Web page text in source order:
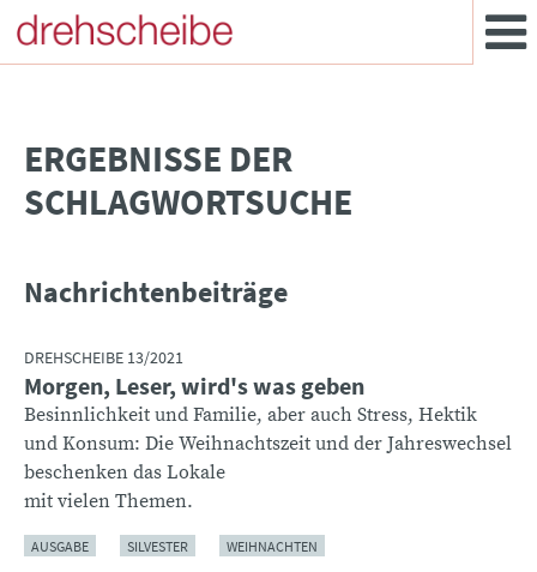
­ERGEBNISSE DER
SCHLAGWORTSUCHE
Nachrichtenbeiträge
DREHSCHEIBE 13/2021
Morgen, Leser, wird's was geben
Besinnlichkeit und Familie, aber auch Stress, Hektik
und Konsum: Die Weihnachtszeit und der Jahreswechsel
beschenken das Lokale
mit vielen Themen.
AUSGABE SILVESTER WEIHNACHTEN